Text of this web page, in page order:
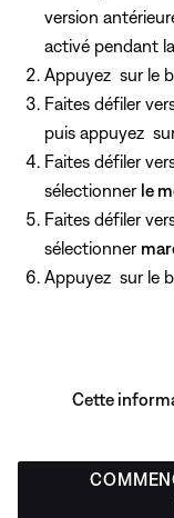
version
activé pendant
Appuyez sur le
Faites défiler
puis appuyez
Faites défiler
sélectionner le
Faites défiler
sélectionner
Appuyez sur le
Cette